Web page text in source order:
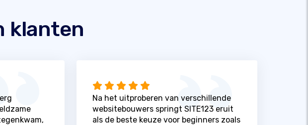
klanten
Na het uitproberen van verschillende
websitebouwers springt SITE123 eruit
als de beste keuze voor beginners zoals